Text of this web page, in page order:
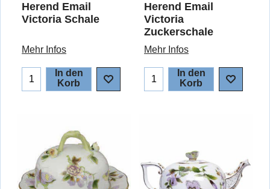
Herend Email
Victoria Schale
Mehr Infos
In den
Korb
Herend Email
Victoria
Zuckerschale
Mehr Infos
In den
Korb